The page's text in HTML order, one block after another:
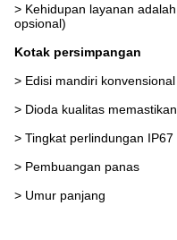
> Kehidupan layanan
opsional)
Kotak persimpangan
> Edisi mandiri
> Dioda kualitas
> Tingkat perlindungan IP67
> Pembuangan panas
> Umur panjang